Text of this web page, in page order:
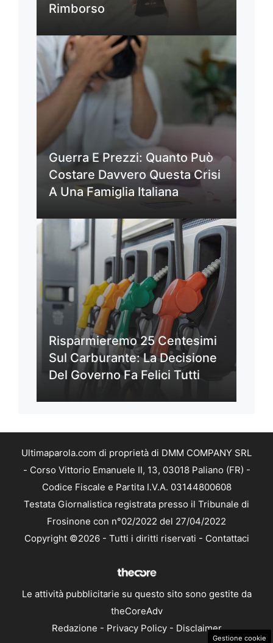
Rimborso
Guerra E Prezzi: Quanto Può
Costare Davvero Questa Crisi
A Una Famiglia Italiana
Risparmieremo 25 Centesimi
Sul Carburante: La Decisione
Del Governo Fa Felici Tutti
Ultimaparola.com di proprietà di DMM COMPANY SRL
- Corso Vittorio Emanuele II, 13, 03018 Paliano (FR) -
Codice Fiscale e Partita I.V.A. 03144800608
Testata Giornalistica registrata presso il Tribunale di
Frosinone con n°02/2022 del 27/04/2022
Copyright ©2026 - Tutti i diritti riservati - Contattaci
Le attività pubblicitarie su questo sito sono gestite da
theCoreAdv
Redazione - Privacy Policy- Disclaimer
Gestione cookie